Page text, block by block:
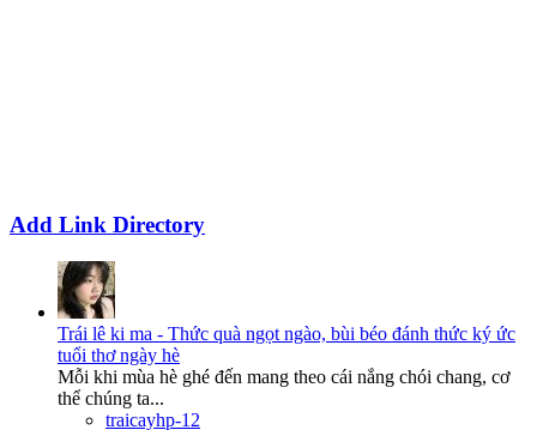
Add Link Directory
Trái lê ki ma - Thức quà ngọt ngào, bùi béo đánh thức ký ức
tuổi thơ ngày hè
Mỗi khi mùa hè ghé đến mang theo cái nắng chói chang, cơ
thể chúng ta...
traicayhp-12